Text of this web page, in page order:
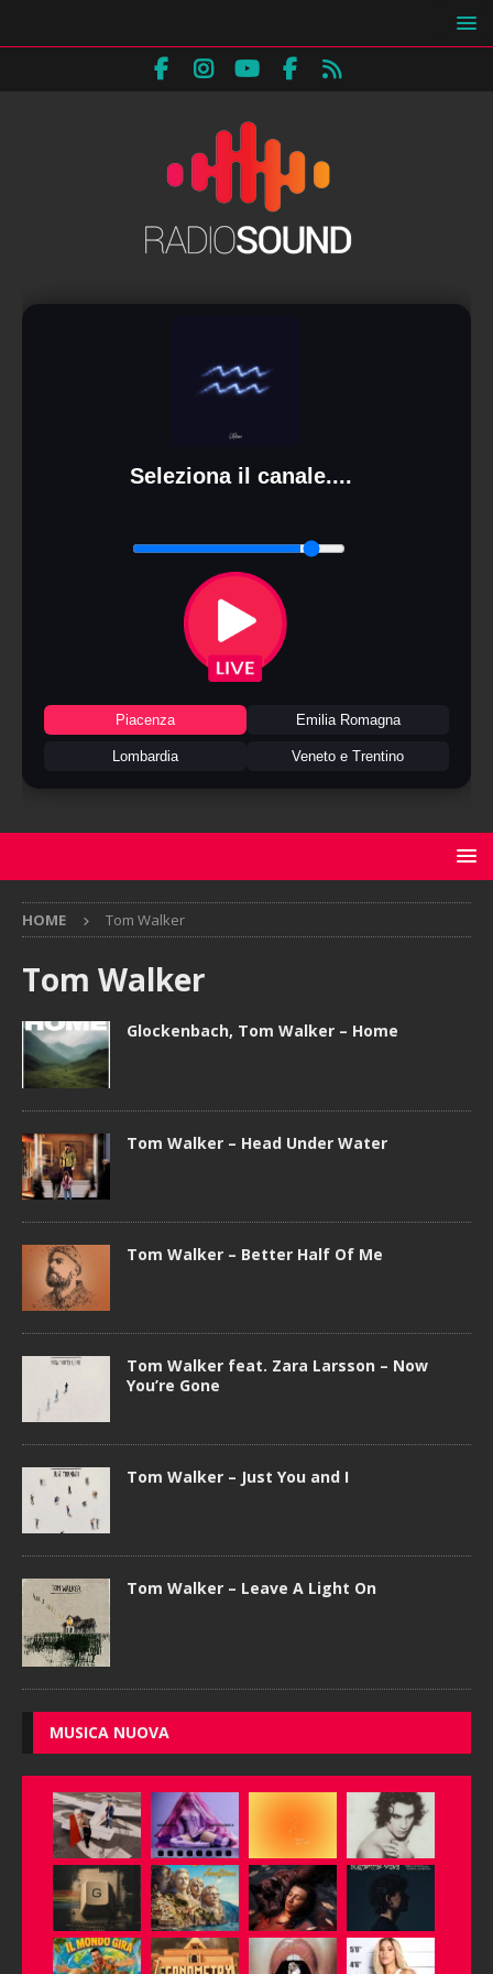
Seleziona il canale....
Piacenza Emilia Romagna
Lombardia Veneto e Trentino
HOME Tom Walker
Tom Walker
Glockenbach, Tom Walker – Home
Tom Walker – Head Under Water
Tom Walker – Better Half Of Me
Tom Walker feat. Zara Larsson – Now
You’re Gone
Tom Walker – Just You and I
Tom Walker – Leave A Light On
MUSICA NUOVA